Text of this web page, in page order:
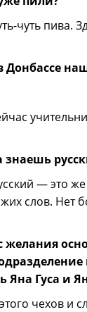
чуть пива.
Донбассе
знаешь
— это
слов. Нет
Яна Гуса и
чехов и